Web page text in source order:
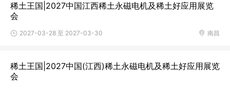
稀土王国|2027中国江西稀土永磁电机及稀土好应用展览
会
南昌
2027-03-28 至 2027-03-30
稀土王国|2027中国(江西)稀土永磁电机及稀土好应用展览
会